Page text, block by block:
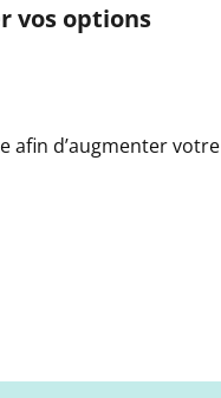
vos options
afin d’augmenter votre